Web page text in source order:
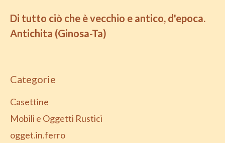
Di tutto ciò che è vecchio e antico, d'epoca.
Antichita (Ginosa-Ta)
Categorie
Casettine
Mobili e Oggetti Rustici
ogget.in.ferro